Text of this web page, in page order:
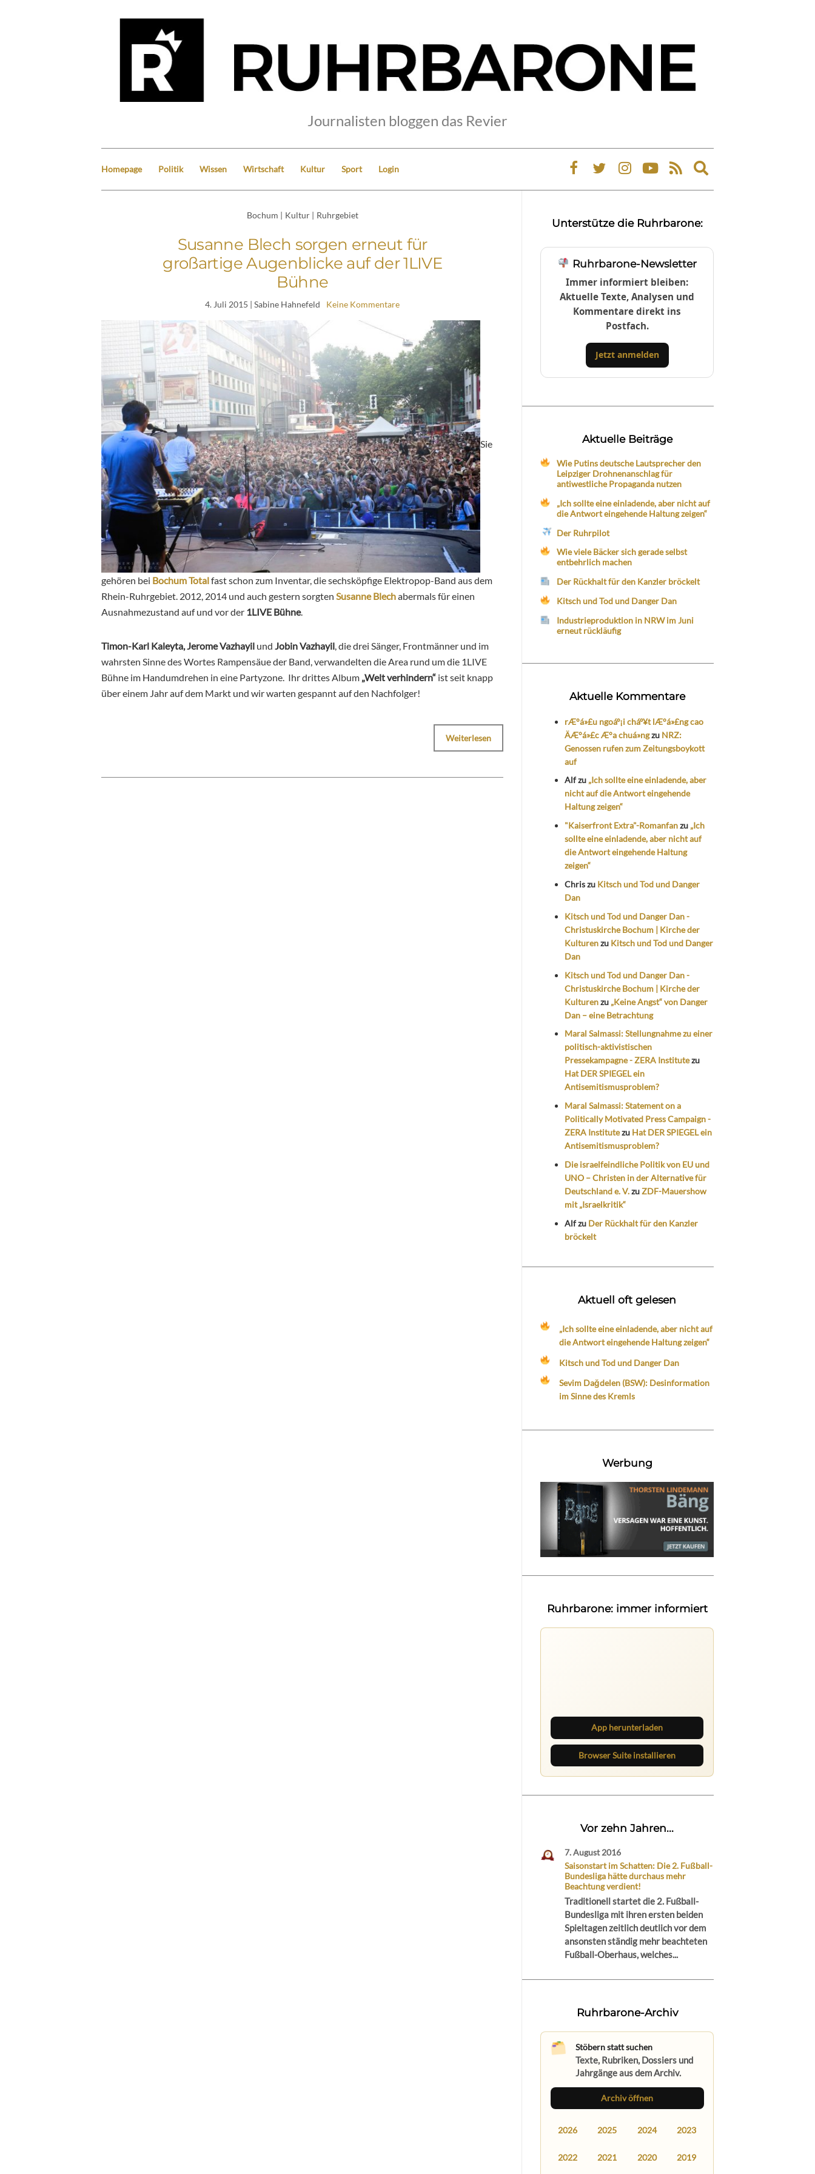
Journalisten bloggen das Revier
Homepage Politik Wissen Wirtschaft Kultur Sport Login
Expand
search
Bochum | Kultur | Ruhrgebiet
Susanne Blech sorgen erneut für
großartige Augenblicke auf der 1LIVE
Bühne
4. Juli 2015 | Sabine Hahnefeld Keine Kommentare
Sie
gehören bei Bochum Totalfast schon zum Inventar, die sechsköpfige Elektropop-Band aus dem
Rhein-Ruhrgebiet. 2012, 2014 und auch gestern sorgten Susanne Blechabermals für einen
Ausnahmezustand auf und vor der 1LIVE Bühne.
Timon-Karl Kaleyta, Jerome Vazhayil und Jobin Vazhayil, die drei Sänger, Frontmänner und im
wahrsten Sinne des Wortes Rampensäue der Band, verwandelten die Area rund um die 1LIVE
Bühne im Handumdrehen in eine Partyzone. Ihr drittes Album „Welt verhindern“ ist seit knapp
über einem Jahr auf dem Markt und wir warten gespannt auf den Nachfolger!
Weiterlesen
Unterstütze die Ruhrbarone:
Ruhrbarone-Newsletter
Immer informiert bleiben:
Aktuelle Texte, Analysen und
Kommentare direkt ins
Postfach.
Jetzt anmelden
Aktuelle Beiträge
Wie Putins deutsche Lautsprecher den
Leipziger Drohnenanschlag für
antiwestliche Propaganda nutzen
„Ich sollte eine einladende, aber nicht auf
die Antwort eingehende Haltung zeigen“
Der Ruhrpilot
Wie viele Bäcker sich gerade selbst
entbehrlich machen
Der Rückhalt für den Kanzler bröckelt
Kitsch und Tod und Danger Dan
Industrieproduktion in NRW im Juni
erneut rückläufig
Aktuelle Kommentare
rÆ°á»£u ngoáº¡i cháº¥t lÆ°á»£ng cao
ÄÆ°á»£c Æ°a chuá»ngzu NRZ:
Genossen rufen zum Zeitungsboykott
auf
Alfzu „Ich sollte eine einladende, aber
nicht auf die Antwort eingehende
Haltung zeigen“
"Kaiserfront Extra"-Romanfanzu „Ich
sollte eine einladende, aber nicht auf
die Antwort eingehende Haltung
zeigen“
Chriszu Kitsch und Tod und Danger
Dan
Kitsch und Tod und Danger Dan -
Christuskirche Bochum | Kirche der
Kulturenzu Kitsch und Tod und Danger
Dan
Kitsch und Tod und Danger Dan -
Christuskirche Bochum | Kirche der
Kulturenzu „Keine Angst“ von Danger
Dan – eine Betrachtung
Maral Salmassi: Stellungnahme zu einer
politisch-aktivistischen
Pressekampagne - ZERA Institutezu
Hat DER SPIEGEL ein
Antisemitismusproblem?
Maral Salmassi: Statement on a
Politically Motivated Press Campaign -
ZERA Institutezu Hat DER SPIEGEL ein
Antisemitismusproblem?
Die israelfeindliche Politik von EU und
UNO – Christen in der Alternative für
Deutschland e. V.zuZDF-Mauershow
mit „Israelkritik“
Alfzu Der Rückhalt für den Kanzler
bröckelt
Aktuell oft gelesen
„Ich sollte eine einladende, aber nicht auf
die Antwort eingehende Haltung zeigen“
Kitsch und Tod und Danger Dan
Sevim Dağdelen (BSW): Desinformation
im Sinne des Kremls
Werbung
Ruhrbarone: immer informiert
App herunterladen
Browser Suite installieren
Vor zehn Jahren...
7. August 2016
Saisonstart im Schatten: Die 2. Fußball-
Bundesliga hätte durchaus mehr
Beachtung verdient!
Traditionell startet die 2. Fußball-
Bundesliga mit ihren ersten beiden
Spieltagen zeitlich deutlich vor dem
ansonsten ständig mehr beachteten
Fußball-Oberhaus, welches...
Ruhrbarone-Archiv
Stöbern statt suchen
Texte, Rubriken, Dossiers und
Jahrgänge aus dem Archiv.
Archiv öffnen
2026 2025 2024 2023
2022 2021 2020 2019